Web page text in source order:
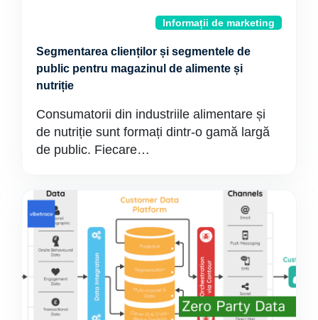
Informații de marketing
Segmentarea clienților și segmentele de
public pentru magazinul de alimente și
nutriție
Consumatorii din industriile alimentare și
de nutriție sunt formați dintr-o gamă largă
de public. Fiecare…